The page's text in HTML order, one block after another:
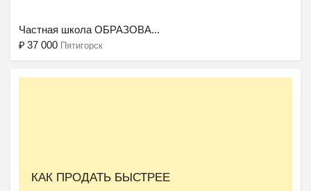
Частная школа ОБРАЗОВА...
₽ 37 000 Пятигорск
КАК ПРОДАТЬ БЫСТРЕЕ